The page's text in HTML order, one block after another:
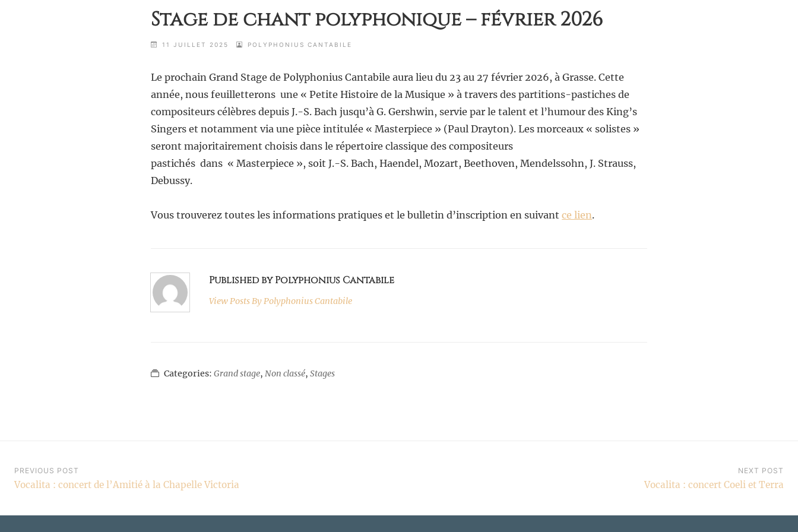
Stage de chant polyphonique – février 2026
11 JUILLET 2025 POLYPHONIUS CANTABILE
Le prochain Grand Stage de Polyphonius Cantabile aura lieu du 23 au 27 février 2026, à Grasse. Cette
année, nous feuilletterons une « Petite Histoire de la Musique » à travers des partitions-pastiches de
compositeurs célèbres depuis J.-S. Bach jusqu’à G. Gershwin, servie par le talent et l’humour des King’s
Singers et notamment via une pièce intitulée « Masterpiece » (Paul Drayton). Les morceaux « solistes »
seront majoritairement choisis dans le répertoire classique des compositeurs
pastichés dans « Masterpiece », soit J.-S. Bach, Haendel, Mozart, Beethoven, Mendelssohn, J. Strauss,
Debussy.
Vous trouverez toutes les informations pratiques et le bulletin d’inscription en suivantce lien.
Published by Polyphonius Cantabile
View Posts ByPolyphonius Cantabile
Categories:Grand stage,Non classé,Stages
Navigation
l’article
PREVIOUS POST
Vocalita : concert de l’Amitié à la Chapelle Victoria
NEXT POST
Vocalita : concert Coeli et Terra